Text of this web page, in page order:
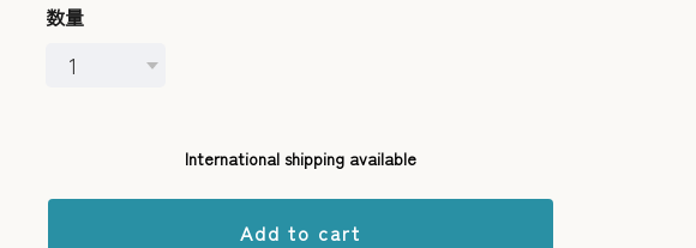
数量
International shipping available
Add to cart